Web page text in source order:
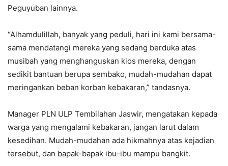
Peguyuban lainnya.
“Alhamdulillah, banyak yang peduli, hari ini kami bersama-
sama mendatangi mereka yang sedang berduka atas
musibah yang menghanguskan kios mereka, dengan
sedikit bantuan berupa sembako, mudah-mudahan dapat
meringankan beban korban kebakaran,” tandasnya.
Manager PLN ULP Tembilahan Jaswir, mengatakan kepada
warga yang mengalami kebakaran, jangan larut dalam
kesedihan. Mudah-mudahan ada hikmahnya atas kejadian
tersebut, dan bapak-bapak ibu-ibu mampu bangkit.